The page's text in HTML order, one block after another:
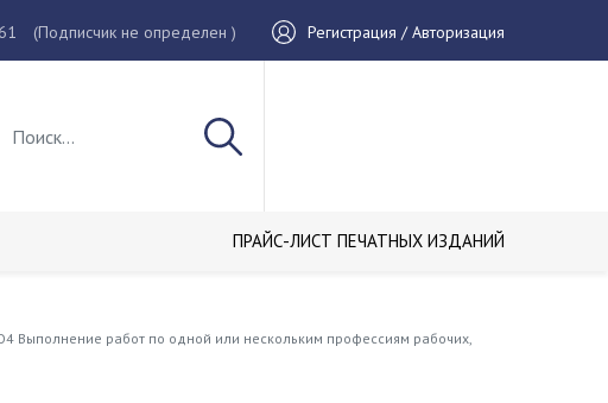
(Подписчик не определен ) Регистрация / Авторизация
ПРАЙС-ЛИСТ ПЕЧАТНЫХ ИЗДАНИЙ
Выполнение работ по одной или нескольким профессиям рабочих,